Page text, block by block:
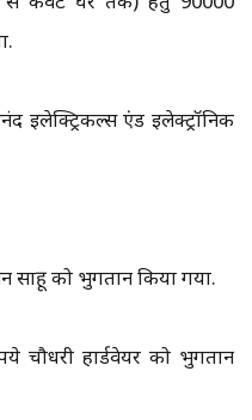
इलेक्ट्रिकल्स एंड इलेक्ट्रॉनिक
को भुगतान किया गया.
हार्डवेयर को भुगतान